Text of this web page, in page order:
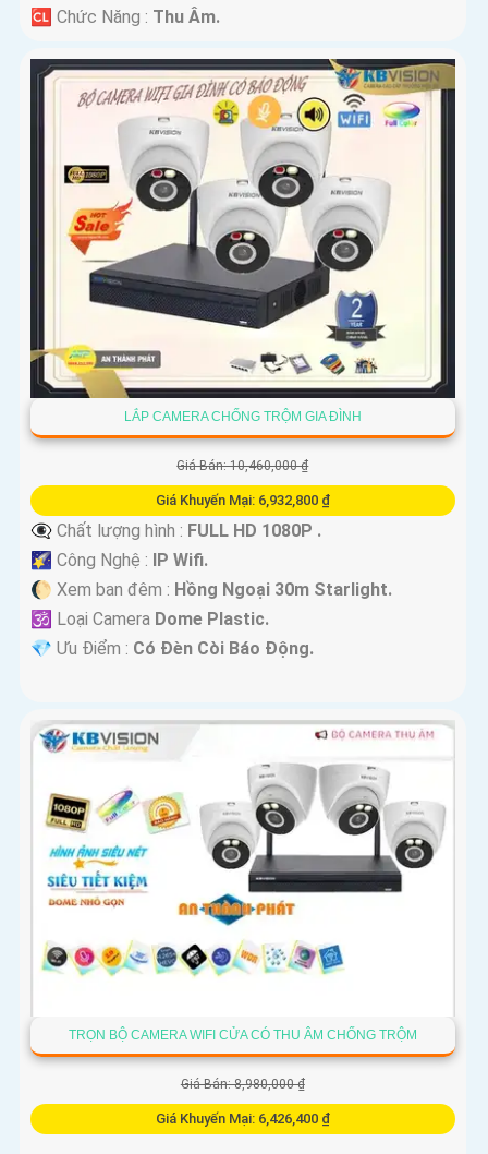
️🆑 Chức Năng : Thu Âm.
LẮP CAMERA CHỐNG TRỘM GIA ĐÌNH
Giá Bán: 10,460,000 ₫
Giá Khuyến Mại: 6,932,800 ₫
👁️‍🗨 Chất lượng hình : FULL HD 1080P .
🌠 Công Nghệ :
IP Wifi.
🌔 Xem ban đêm : Hồng Ngoại 30m Starlight.
🕉️ Loại Camera Dome Plastic.
️💎 Ưu Điểm : Có Ðèn Còi Báo Động.
TRỌN BỘ CAMERA WIFI CỬA CÓ THU ÂM CHỐNG TRỘM
Giá Bán: 8,980,000 ₫
Giá Khuyến Mại: 6,426,400 ₫